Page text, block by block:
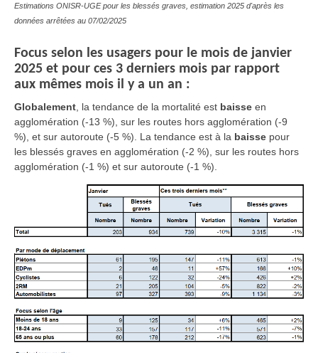
Estimations ONISR-UGE pour les blessés graves, estimation 2025 d'après les
données arrêtées au 07/02/2025
Focus selon les usagers pour le mois de janvier
2025 et pour ces 3 derniers mois par rapport
aux mêmes mois il y a un an :
Globalement, la tendance de la mortalité est baisse en
agglomération (-13 %), sur les routes hors agglomération (-9
%), et sur autoroute (-5 %). La tendance est à la baisse pour
les blessés graves en agglomération (-2 %), sur les routes hors
agglomération (-1 %) et sur autoroute (-1 %).